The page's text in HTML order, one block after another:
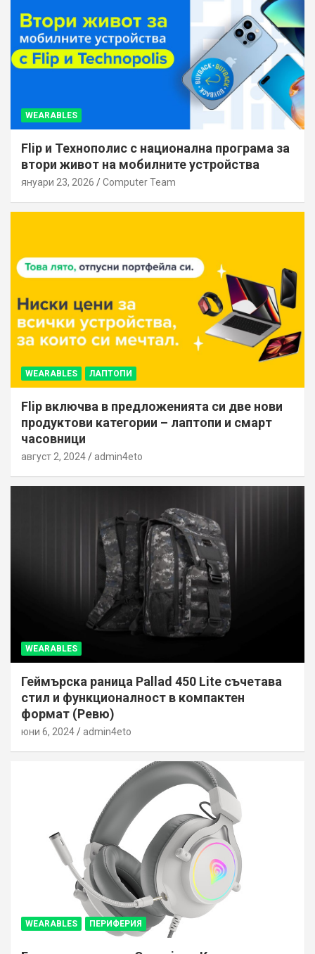
WEARABLES
Flip и Технополис с национална програма за
втори живот на мобилните устройства
януари 23, 2026 Computer Team
WEARABLES ЛАПТОПИ
Flip включва в предложенията си две нови
продуктови категории – лаптопи и смарт
часовници
август 2, 2024 admin4eto
WEARABLES
Геймърска раница Pallad 450 Lite съчетава
стил и функционалност в компактен
формат (Ревю)
юни 6, 2024 admin4eto
WEARABLES ПЕРИФЕРИЯ